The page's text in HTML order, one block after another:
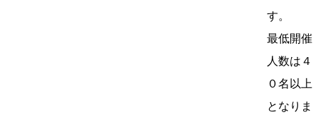
す。
最低開催
人数は４
０名以上
となりま